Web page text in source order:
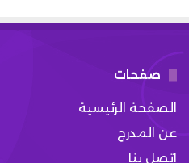
صفحات
الصفحة الرئيسية
عن المدرج
اتصل بنا